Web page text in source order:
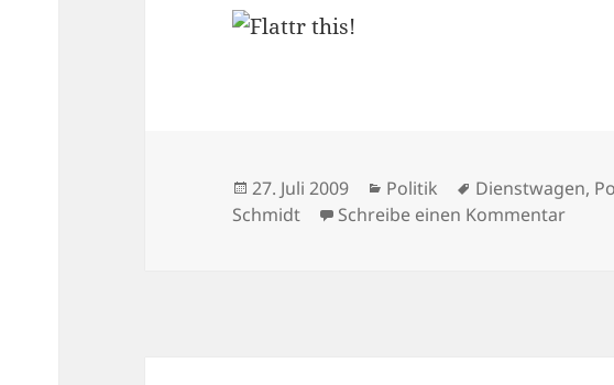
Veröffentlicht
am
27. Juli 2009 Kategorien
Politik Schlagwörter
Dienstwagen,
Schmidt
Schreibe einen Kommentarzu